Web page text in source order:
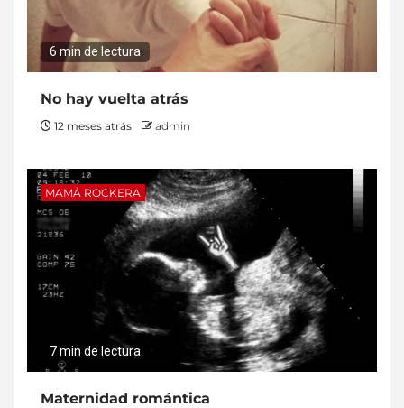
6 min de lectura
No hay vuelta atrás
12 meses atrás admin
MAMÁ ROCKERA
7 min de lectura
Maternidad romántica